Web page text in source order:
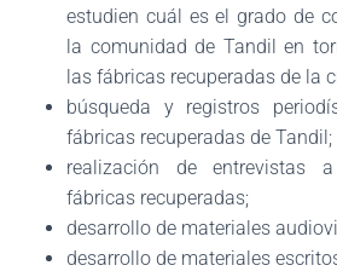
estudien cuál es el grado de
la comunidad de Tandil en
las fábricas recuperadas de la
búsqueda y registros
fábricas recuperadas de Tandil;
realización de entrevistas
fábricas recuperadas;
desarrollo de materiales
desarrollo de materiales